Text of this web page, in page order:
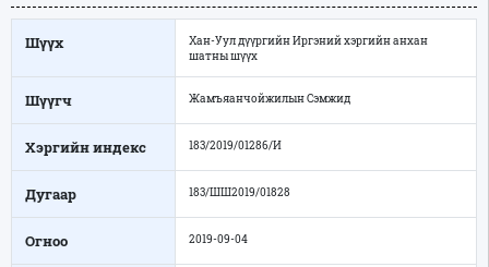
Шүүх
Хан-Уул дүүргийн Иргэний хэргийн анхан
шатны шүүх
Шүүгч Жамъяанчойжилын Сэмжид
Хэргийн индекс 183/2019/01286/И
Дугаар 183/ШШ2019/01828
Огноо 2019-09-04